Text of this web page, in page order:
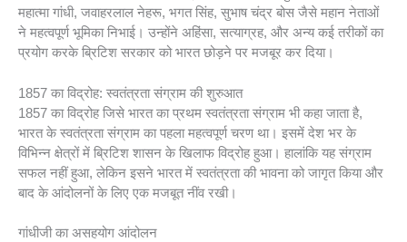
महात्मा गांधी, जवाहरलाल नेहरू, भगत सिंह, सुभाष चंद्र बोस जैसे महान नेताओं
ने महत्वपूर्ण भूमिका निभाई। उन्होंने अहिंसा, सत्याग्रह, और अन्य कई तरीकों का
प्रयोग करके ब्रिटिश सरकार को भारत छोड़ने पर मजबूर कर दिया।
1857 का विद्रोह: स्वतंत्रता संग्राम की शुरुआत
1857 का विद्रोह जिसे भारत का प्रथम स्वतंत्रता संग्राम भी कहा जाता है,
भारत के स्वतंत्रता संग्राम का पहला महत्वपूर्ण चरण था। इसमें देश भर के
विभिन्न क्षेत्रों में ब्रिटिश शासन के खिलाफ विद्रोह हुआ। हालांकि यह संग्राम
सफल नहीं हुआ, लेकिन इसने भारत में स्वतंत्रता की भावना को जागृत किया और
बाद के आंदोलनों के लिए एक मजबूत नींव रखी।
गांधीजी का असहयोग आंदोलन